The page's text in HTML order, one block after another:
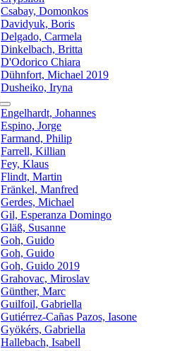
Csabay, Domonkos
Davidyuk, Boris
Delgado, Carmela
Dinkelbach, Britta
D'Odorico Chiara
Dühnfort, Michael 2019
Dusheiko, Iryna
Engelhardt, Johannes
Espino, Jorge
Farmand, Philip
Farrell, Killian
Fey, Klaus
Flindt, Martin
Fränkel, Manfred
Gerdes, Michael
Gil, Esperanza Domingo
Gläß, Susanne
Goh, Guido
Goh, Guido
Goh, Guido 2019
Grahovac, Miroslav
Günther, Marc
Guilfoil, Gabriella
Gutiérrez-Cañas Pazos, Iasone
Gyökérs, Gabriella
Hallebach, Isabell